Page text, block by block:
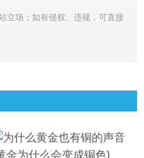
立场；如有侵权、违规，可直接